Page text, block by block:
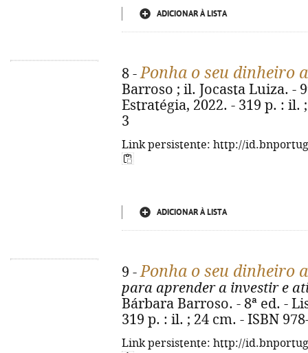
ADICIONAR À LISTA
8 -Ponha o seu dinheiro
Barroso ; il. Jocasta Luiza. -
Estratégia, 2022. - 319 p. : il.
3
Link persistente: http://
ADICIONAR À LISTA
9 -Ponha o seu dinheiro
para aprender a investir e
Bárbara Barroso. - 8ª ed. -
319 p. : il. ; 24 cm. - ISBN
Link persistente: http://